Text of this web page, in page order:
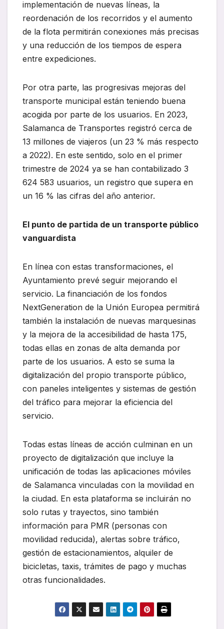
implementación de nuevas líneas, la
reordenación de los recorridos y el aumento
de la flota permitirán conexiones más precisas
y una reducción de los tiempos de espera
entre expediciones.
Por otra parte, las progresivas mejoras del
transporte municipal están teniendo buena
acogida por parte de los usuarios. En 2023,
Salamanca de Transportes registró cerca de
13 millones de viajeros (un 23 % más respecto
a 2022). En este sentido, solo en el primer
trimestre de 2024 ya se han contabilizado 3
624 583 usuarios, un registro que supera en
un 16 % las cifras del año anterior.
El punto de partida de un transporte público
vanguardista
En línea con estas transformaciones, el
Ayuntamiento prevé seguir mejorando el
servicio. La financiación de los fondos
NextGeneration de la Unión Europea permitirá
también la instalación de nuevas marquesinas
y la mejora de la accesibilidad de hasta 175,
todas ellas en zonas de alta demanda por
parte de los usuarios. A esto se suma la
digitalización del propio transporte público,
con paneles inteligentes y sistemas de gestión
del tráfico para mejorar la eficiencia del
servicio.
Todas estas líneas de acción culminan en un
proyecto de digitalización que incluye la
unificación de todas las aplicaciones móviles
de Salamanca vinculadas con la movilidad en
la ciudad. En esta plataforma se incluirán no
solo rutas y trayectos, sino también
información para PMR (personas con
movilidad reducida), alertas sobre tráfico,
gestión de estacionamientos, alquiler de
bicicletas, taxis, trámites de pago y muchas
otras funcionalidades.